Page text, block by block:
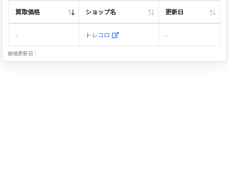
買取価格 ショップ名 更新日
- トレコロ -
価格更新日：